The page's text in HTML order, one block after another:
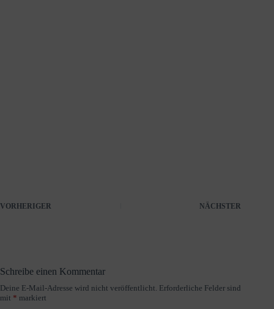
VORHERIGER NÄCHSTER
Schreibe einen Kommentar
Deine E-Mail-Adresse wird nicht veröffentlicht. Erforderliche Felder sind
mit * markiert
A
l